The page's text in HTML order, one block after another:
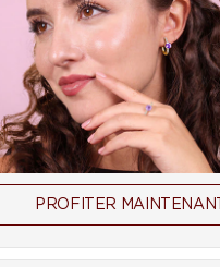
PROFITER MAINTENANT